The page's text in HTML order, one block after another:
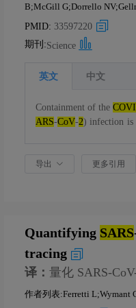
B;McGill G;Dorrello
PMID: 33597220
期刊:Science
英文 中文
Containment of the
ARS-CoV-2) infection is
to ferrets completely
导出 更多引用
Quantifying SARS
tracing
译： 量化 SARS-
作者列表:Ferretti L;Wymant